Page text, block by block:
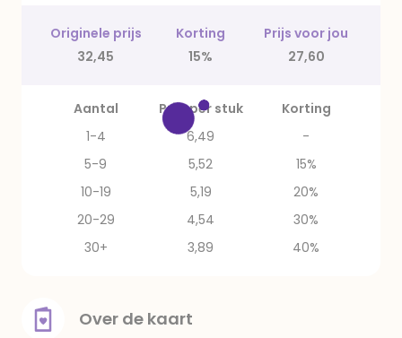
Originele prijs Korting
Prijs voor jou
32,45
15% 27,60
Aantal Prijs per stuk
Korting
1-4
6,49
-
5-9
5,52
15%
10-19
5,19
20%
20-29
4,54
30%
30+
3,89 40%
Over de kaart